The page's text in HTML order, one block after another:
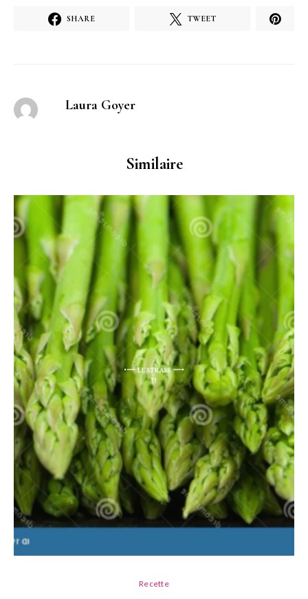
SHARE TWEET
Laura Goyer
Similaire
Recette